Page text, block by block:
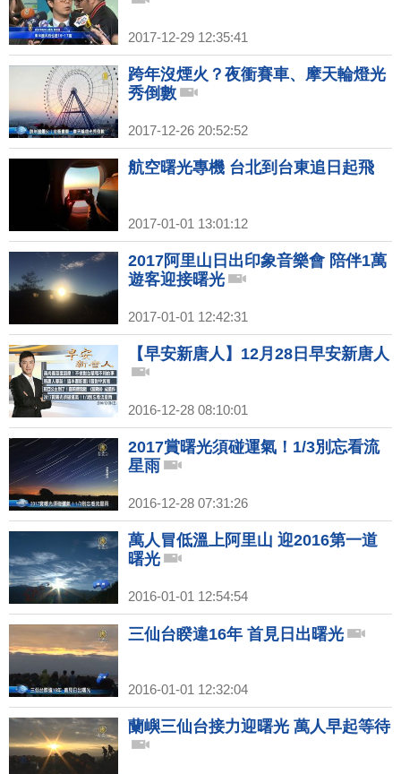
2017-12-29 12:35:41
跨年沒煙火？夜衝賽車、摩天輪燈光
秀倒數
2017-12-26 20:52:52
航空曙光專機 台北到台東追日起飛
2017-01-01 13:01:12
2017阿里山日出印象音樂會 陪伴1萬
遊客迎接曙光
2017-01-01 12:42:31
【早安新唐人】12月28日早安新唐人
2016-12-28 08:10:01
2017賞曙光須碰運氣！1/3別忘看流
星雨
2016-12-28 07:31:26
萬人冒低溫上阿里山 迎2016第一道
曙光
2016-01-01 12:54:54
三仙台睽違16年 首見日出曙光
2016-01-01 12:32:04
蘭嶼三仙台接力迎曙光 萬人早起等待